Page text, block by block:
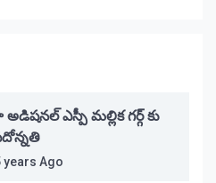
అడిషనల్ ఎస్పీ మల్లిక గర్గ్ కు
years Ago